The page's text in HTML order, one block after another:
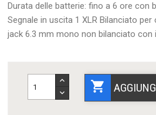
Durata delle batterie: fino a 6 ore con
Segnale in uscita 1 XLR Bilanciato per
jack 6.3 mm mono non bilanciato
